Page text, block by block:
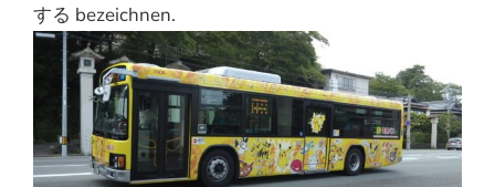
する bezeichnen.